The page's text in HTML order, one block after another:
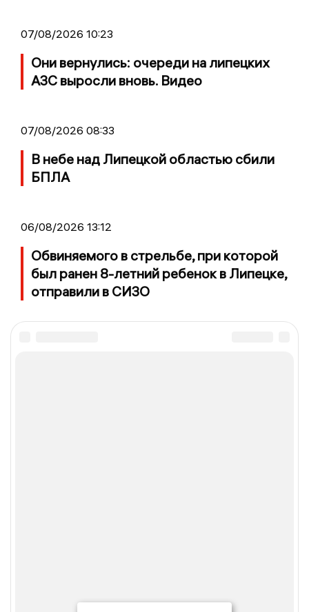
07/08/2026 10:23
Они вернулись: очереди на липецких
АЗС выросли вновь. Видео
07/08/2026 08:33
В небе над Липецкой областью сбили
БПЛА
06/08/2026 13:12
Обвиняемого в стрельбе, при которой
был ранен 8-летний ребенок в Липецке,
отправили в СИЗО